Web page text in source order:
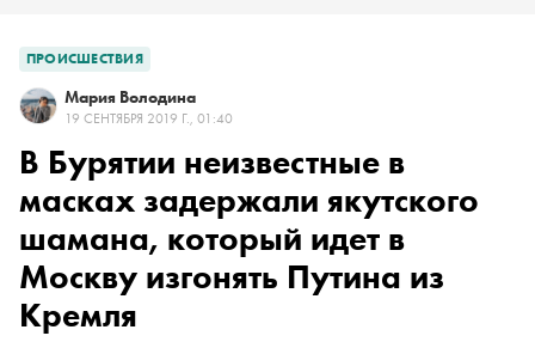
ПРОИСШЕСТВИЯ
Мария Володина
19 СЕНТЯБРЯ 2019 Г., 01:40
В Бурятии неизвестные в
масках задержали якутского
шамана, который идет в
Москву изгонять Путина из
Кремля